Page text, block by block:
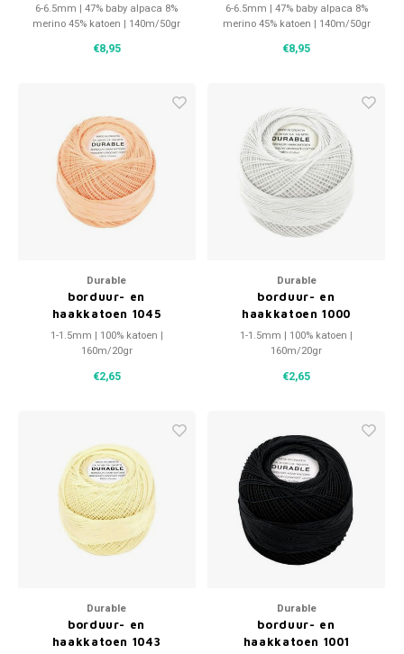
6-6.5mm | 47% baby alpaca 8%
merino 45% katoen | 140m/50gr
€8,95
6-6.5mm | 47% baby alpaca 8%
merino 45% katoen | 140m/50gr
€8,95
Durable
borduur- en
haakkatoen 1045
1-1.5mm | 100% katoen |
160m/20gr
€2,65
Durable
borduur- en
haakkatoen 1000
1-1.5mm | 100% katoen |
160m/20gr
€2,65
Durable
borduur- en
haakkatoen 1043
Durable
borduur- en
haakkatoen 1001